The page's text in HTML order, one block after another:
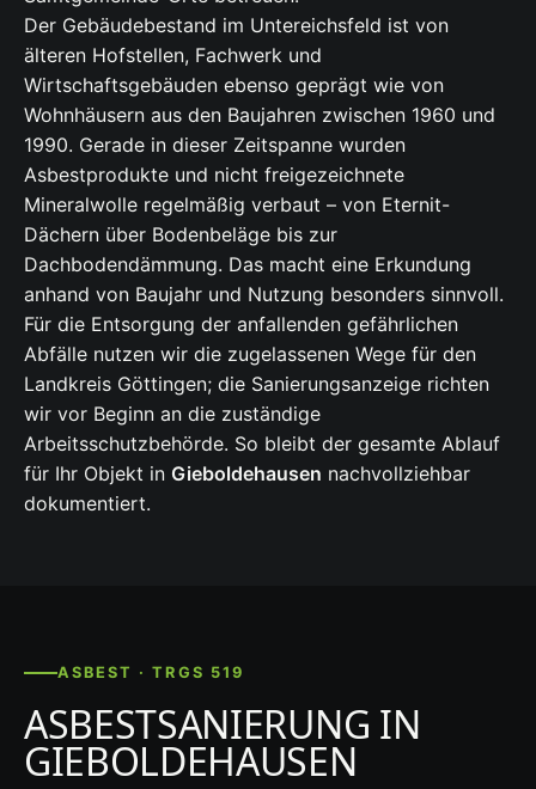
Der Gebäudebestand im Untereichsfeld ist von
älteren Hofstellen, Fachwerk und
Wirtschaftsgebäuden ebenso geprägt wie von
Wohnhäusern aus den Baujahren zwischen 1960 und
1990. Gerade in dieser Zeitspanne wurden
Asbestprodukte und nicht freigezeichnete
Mineralwolle regelmäßig verbaut – von Eternit-
Dächern über Bodenbeläge bis zur
Dachbodendämmung. Das macht eine Erkundung
anhand von Baujahr und Nutzung besonders sinnvoll.
Für die Entsorgung der anfallenden gefährlichen
Abfälle nutzen wir die zugelassenen Wege für den
Landkreis Göttingen; die Sanierungsanzeige richten
wir vor Beginn an die zuständige
Arbeitsschutzbehörde. So bleibt der gesamte Ablauf
für Ihr Objekt in Gieboldehausen nachvollziehbar
dokumentiert.
ASBEST · TRGS 519
ASBESTSANIERUNG IN
GIEBOLDEHAUSEN